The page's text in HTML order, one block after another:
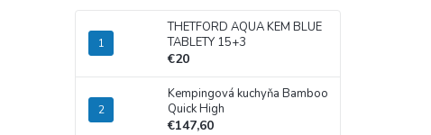
THETFORD AQUA KEM BLUE
TABLETY 15+3
€20
Kempingová kuchyňa Bamboo
Quick High
€147,60